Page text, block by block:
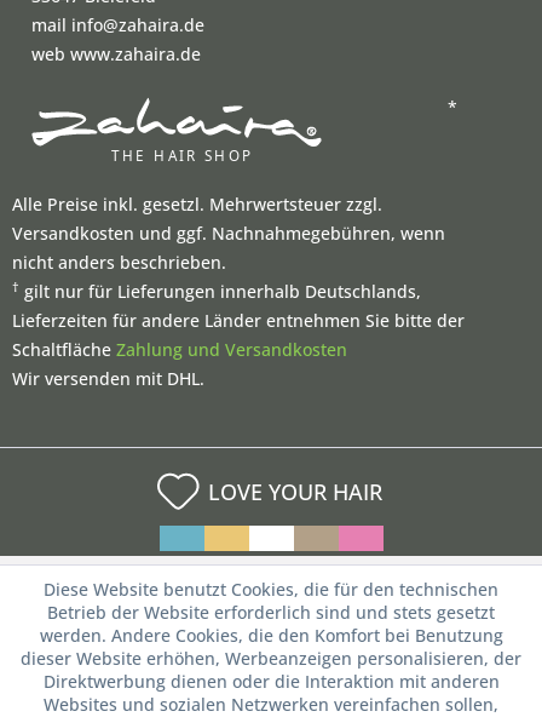
mail info@zahaira.de
web www.zahaira.de
*
Alle Preise inkl. gesetzl. Mehrwertsteuer zzgl.
Versandkosten und ggf. Nachnahmegebühren, wenn
nicht anders beschrieben.
† gilt nur für Lieferungen innerhalb Deutschlands,
Lieferzeiten für andere Länder entnehmen Sie bitte der
Schaltfläche Zahlung und Versandkosten
Wir versenden mit DHL.
LOVE YOUR HAIR
Diese Website benutzt Cookies, die für den technischen
Betrieb der Website erforderlich sind und stets gesetzt
werden. Andere Cookies, die den Komfort bei Benutzung
dieser Website erhöhen, Werbeanzeigen personalisieren, der
Direktwerbung dienen oder die Interaktion mit anderen
Websites und sozialen Netzwerken vereinfachen sollen,